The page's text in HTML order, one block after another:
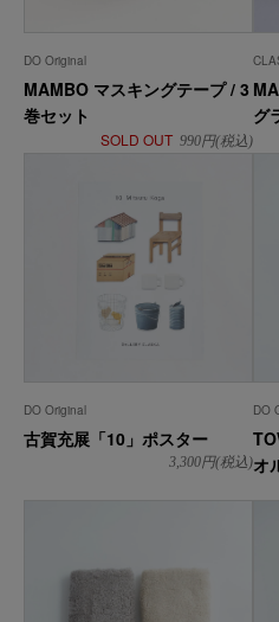
DO Original
MAMBO マスキングテープ / 3
巻セット
SOLD OUT 990円(税込)
グ
DO Original
古賀充展「10」ポスター
3,300円(税込)
DO
オ